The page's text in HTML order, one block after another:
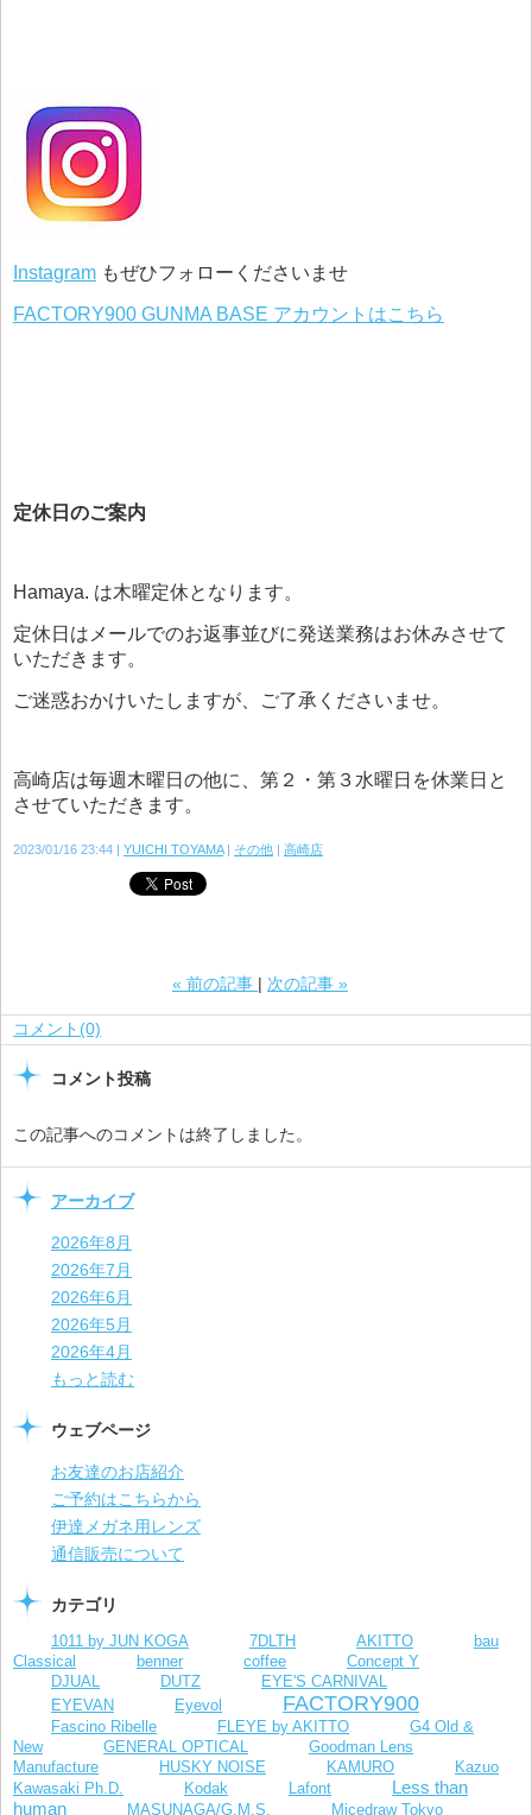
Instagram もぜひフォローくださいませ
FACTORY900 GUNMA BASE アカウントはこちら
定休日のご案内
Hamaya. は木曜定休となります。
定休日はメールでのお返事並びに発送業務はお休みさせて
いただきます。
ご迷惑おかけいたしますが、ご了承くださいませ。
高崎店は毎週木曜日の他に、第２・第３水曜日を休業日と
させていただきます。
2023/01/16 23:44 YUICHI TOYAMA その他 高崎店
« 前の記事 次の記事 »
コメント(0)
コメント投稿
この記事へのコメントは終了しました。
アーカイブ
2026年8月
2026年7月
2026年6月
2026年5月
2026年4月
もっと読む
ウェブページ
お友達のお店紹介
ご予約はこちらから
伊達メガネ用レンズ
通信販売について
カテゴリ
1011 by JUN KOGA 7DLTH AKITTO
bau
Classical
benner coffee Concept Y
DJUAL DUTZ
EYE'S CARNIVAL
EYEVAN
Eyevol FACTORY900
Fascino Ribelle FLEYE by AKITTO
G4 Old &
New
GENERAL OPTICAL
Goodman Lens
Manufacture
HUSKY NOISE KAMURO
Kazuo
Kawasaki Ph.D.
Kodak Lafont
Less than
human
MASUNAGA/G.M.S. Micedraw Tokyo